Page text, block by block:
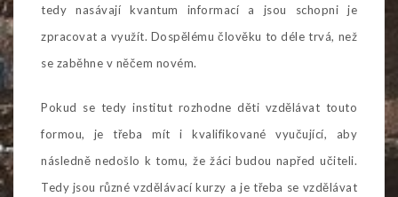
tedy nasávají kvantum informací a jsou schopni je
zpracovat a využít. Dospělému člověku to déle trvá, než
se zaběhne v něčem novém.
Pokud se tedy institut rozhodne děti vzdělávat touto
formou, je třeba mít i kvalifikované vyučující, aby
následně nedošlo k tomu, že žáci budou napřed učiteli.
Tedy jsou různé vzdělávací kurzy a je třeba se vzdělávat